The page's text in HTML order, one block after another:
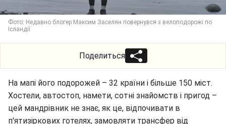
Фото: Недавно блогер Максим Заселян повернувся з велоподорожі по
Ісландії
Поделиться
На мапі його подорожей – 32 країни і більше 150 міст.
Хостели, автостоп, намети, сотні знайомств і пригод –
цей мандрівник не знає, як це, відпочивати в
п'ятизіркових готелях, замовляти трансфер від